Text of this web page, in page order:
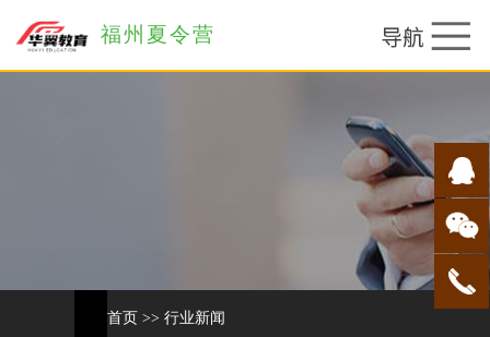
福州夏令营
首页 >> 行业新闻